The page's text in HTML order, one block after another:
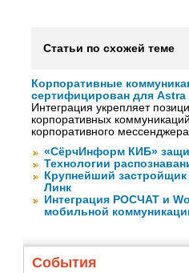
Статьи по схожей теме
Корпоративные
сертифицирован для
Интеграция укрепляет
корпоративных
корпоративного
«СёрчИнформ КИБ»
Технологии
Крупнейший
Линк
Интеграция РОСЧАТ и
мобильной
События